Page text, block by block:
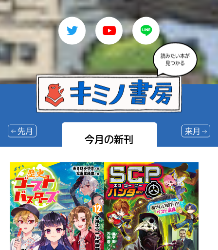
読みたい本が
見つかる
今月の新刊
先月 来月